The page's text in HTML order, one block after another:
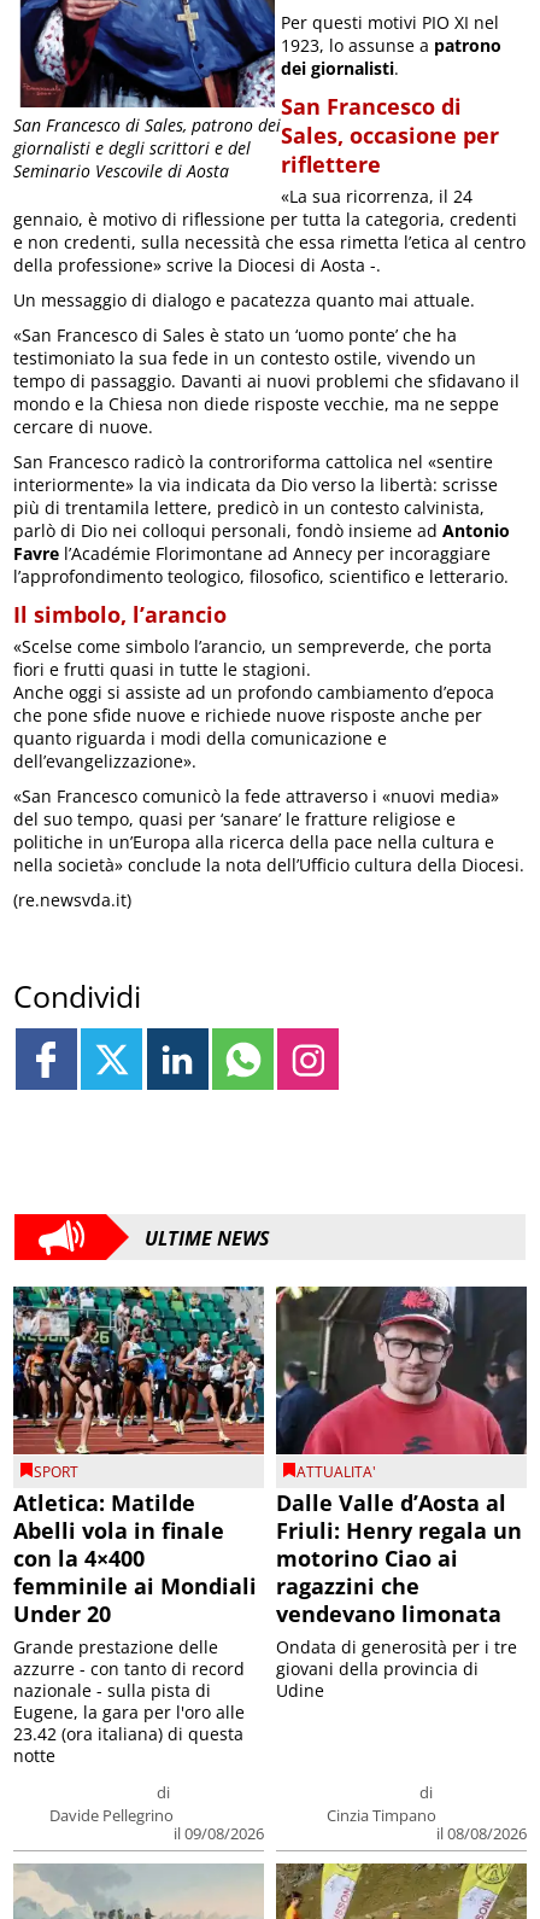
San Francesco di Sales, patrono dei
giornalisti e degli scrittori e del
Seminario Vescovile di Aosta
Per questi motivi PIO XI nel
1923, lo assunse a patrono
dei giornalisti.
San Francesco di
Sales, occasione per
riflettere
«La sua ricorrenza, il 24
gennaio, è motivo di riflessione per tutta la categoria, credenti
e non credenti, sulla necessità che essa rimetta l’etica al centro
della professione» scrive la Diocesi di Aosta -.
Un messaggio di dialogo e pacatezza quanto mai attuale.
«San Francesco di Sales è stato un ‘uomo ponte’ che ha
testimoniato la sua fede in un contesto ostile, vivendo un
tempo di passaggio. Davanti ai nuovi problemi che sfidavano il
mondo e la Chiesa non diede risposte vecchie, ma ne seppe
cercare di nuove.
San Francesco radicò la controriforma cattolica nel «sentire
interiormente» la via indicata da Dio verso la libertà: scrisse
più di trentamila lettere, predicò in un contesto calvinista,
parlò di Dio nei colloqui personali, fondò insieme adAntonio
Favre l’Académie Florimontane ad Annecy per incoraggiare
l’approfondimento teologico, filosofico, scientifico e letterario.
Il simbolo, l’arancio
«Scelse come simbolo l’arancio, un sempreverde, che porta
fiori e frutti quasi in tutte le stagioni.
Anche oggi si assiste ad un profondo cambiamento d’epoca
che pone sfide nuove e richiede nuove risposte anche per
quanto riguarda i modi della comunicazione e
dell’evangelizzazione».
«San Francesco comunicò la fede attraverso i «nuovi media»
del suo tempo, quasi per ‘sanare’ le fratture religiose e
politiche in un’Europa alla ricerca della pace nella cultura e
nella società» conclude la nota dell’Ufficio cultura della Diocesi.
(re.newsvda.it)
Condividi
ULTIME NEWS
SPORT
Atletica: Matilde
Abelli vola in finale
con la 4×400
femminile ai Mondiali
Under 20
di
Davide Pellegrino
il 09/08/2026
Grande prestazione delle
azzurre - con tanto di record
nazionale - sulla pista di
Eugene, la gara per l'oro alle
23.42 (ora italiana) di questa
notte
ATTUALITA'
Dalle Valle d’Aosta al
Friuli: Henry regala un
motorino Ciao ai
ragazzini che
vendevano limonata
di
Cinzia Timpano
il 08/08/2026
Ondata di generosità per i tre
giovani della provincia di
Udine